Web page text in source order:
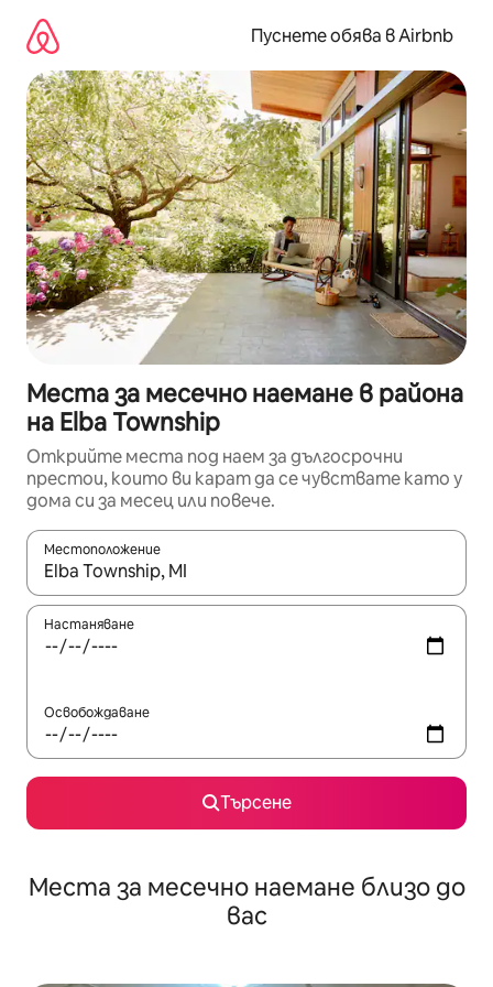
съдържанието
Пуснете обява в Airbnb
Места за месечно наемане в района
на Elba Township
Открийте места под наем за дългосрочни
престои, които ви карат да се чувствате като у
дома си за месец или повече.
Местоположение
Когато резултатите се покажат, използвайте
Настаняване
Освобождаване
Търсене
Места за месечно наемане близо до
вас